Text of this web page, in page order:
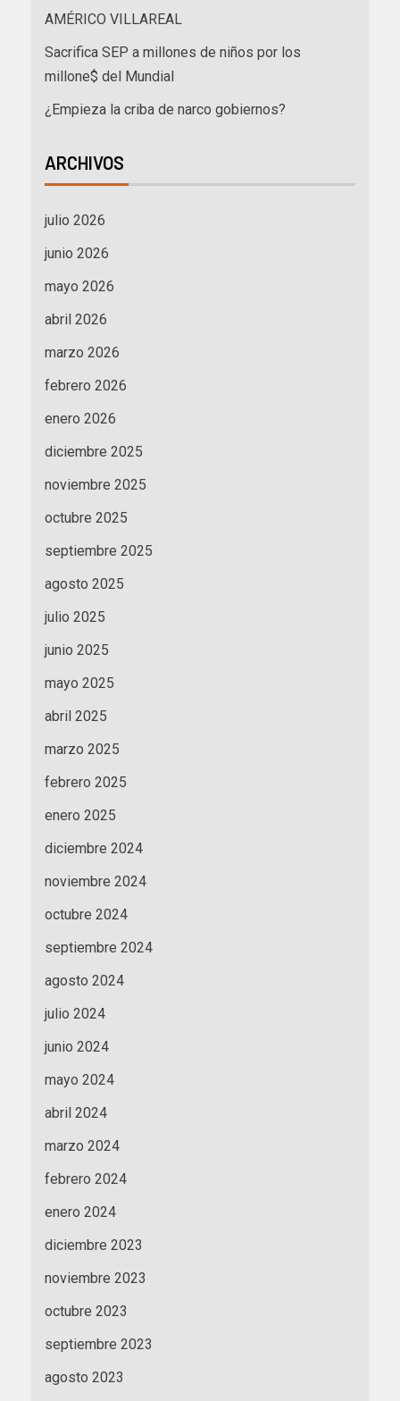
AMÉRICO VILLAREAL
Sacrifica SEP a millones de niños por los
millone$ del Mundial
¿Empieza la criba de narco gobiernos?
ARCHIVOS
julio 2026
junio 2026
mayo 2026
abril 2026
marzo 2026
febrero 2026
enero 2026
diciembre 2025
noviembre 2025
octubre 2025
septiembre 2025
agosto 2025
julio 2025
junio 2025
mayo 2025
abril 2025
marzo 2025
febrero 2025
enero 2025
diciembre 2024
noviembre 2024
octubre 2024
septiembre 2024
agosto 2024
julio 2024
junio 2024
mayo 2024
abril 2024
marzo 2024
febrero 2024
enero 2024
diciembre 2023
noviembre 2023
octubre 2023
septiembre 2023
agosto 2023